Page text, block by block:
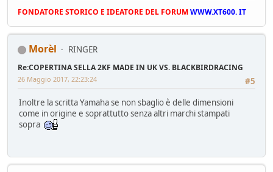
FONDATORE STORICO E IDEATORE DEL FORUMWWW.XT600. IT
Morèl RINGER
Re:COPERTINA SELLA 2KF MADE IN UK VS. BLACKBIRDRACING
#5
26 Maggio 2017, 22:23:24
Inoltre la scritta Yamaha se non sbaglio è delle dimensioni
come in origine e soprattutto senza altri marchi stampati
sopra